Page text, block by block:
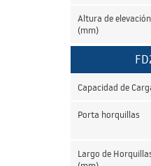
Altura de elevación
(mm)
Capacidad de
Porta horquillas
Largo de